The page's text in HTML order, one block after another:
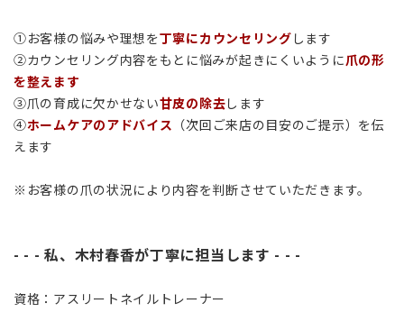
①お客様の悩みや理想を丁寧にカウンセリング します
②カウンセリング内容をもとに悩みが起きにくいように爪の形
を整えます
③爪の育成に欠かせない甘皮の除去します
④ホームケアのアドバイス （次回ご来店の目安のご提示）を伝
えます
※お客様の爪の状況により内容を判断させていただきます。
- - - 私、木村春香が丁寧に担当します - - -
資格：アスリートネイルトレーナー